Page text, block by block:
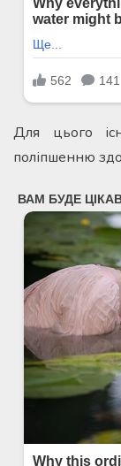
Для цього
поліпшенню